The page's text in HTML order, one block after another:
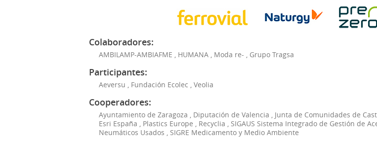
Colaboradores:
AMBILAMP-AMBIAFME , HUMANA , Moda re- , Grupo Tragsa
Participantes:
Aeversu , Fundación Ecolec , Veolia
Cooperadores:
Ayuntamiento de Zaragoza , Diputación de Valencia , Junta de Comunidades de
Esri España , Plastics Europe , Recyclia , SIGAUS Sistema Integrado de Gestión de
Neumáticos Usados , SIGRE Medicamento y Medio Ambiente